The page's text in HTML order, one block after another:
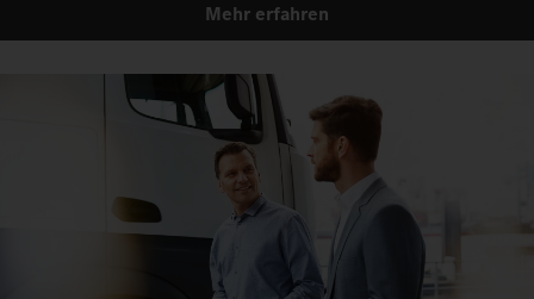
Mehr erfahren